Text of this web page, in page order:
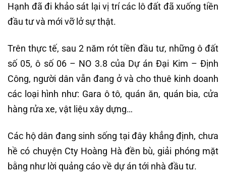
Hạnh đã đi khảo sát lại vị trí các lô đất đã xuống tiền
đầu tư và mới vỡ lở sự thật.
Trên thực tế, sau 2 năm rót tiền đầu tư, những ô đất
số 05, ô số 06 – NO 3.8 của Dự án Đại Kim – Định
Công, người dân vẫn đang ở và cho thuê kinh doanh
các loại hình như: Gara ô tô, quán ăn, quán bia, cửa
hàng rửa xe, vật liệu xây dựng…
Các hộ dân đang sinh sống tại đây khẳng định, chưa
hề có chuyện Cty Hoàng Hà đền bù, giải phóng mặt
bằng như lời quảng cáo về dự án tới nhà đầu tư.